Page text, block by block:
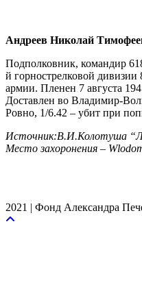
Андреев Николай
Подполковник, командир
й горнострелковой дивизии
армии. Пленен 7 августа
Доставлен во Владимир-
Ровно, 1/6.42 – убит при
Источник:В.И.Колотуша
Место захоронения –
2021 | Фонд Александра